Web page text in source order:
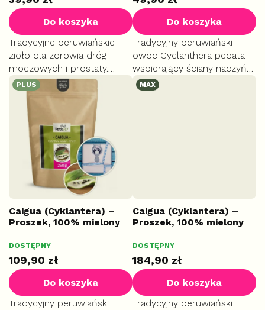
Do koszyka
Tradycyjne peruwiańskie
zioło dla zdrowia dróg
moczowych i prostaty.
Suplement diety pomocny
w regulacji stanów
zapalnych. Przynosi ulgę w
dolegliwościach
żołądkowych i wspiera...
wynosi
5,0
na
5
gwiazdek.
Do koszyka
Tradycyjny peruwiański
owoc Cyclanthera pedata
wspierający ściany naczyń
krwionośnych. Pomaga
PLUS
Caigua (Cyklantera) –
Proszek, 100% mielony
PLUS
DOSTĘPNY
109,90 zł
Do koszyka
Tradycyjny peruwiański
MAX
Caigua (Cyklantera) –
Proszek, 100% mielony
MAKS
DOSTĘPNY
184,90 zł
Do koszyka
Tradycyjny peruwiański